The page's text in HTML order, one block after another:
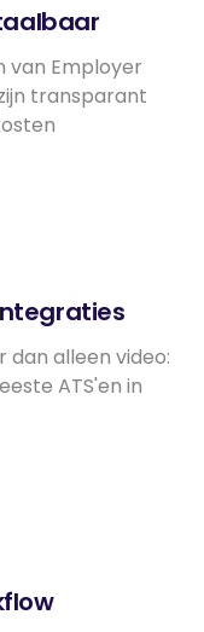
van Employer
transparant
alleen video:
ATS'en in